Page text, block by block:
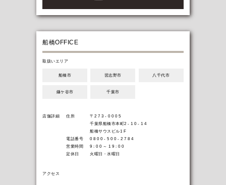
船橋OFFICE
取扱いエリア
船橋市 習志野市 八千代市
鎌ケ谷市 千葉市
店舗詳細 住所
〒2 7 3 - 0 0 0 5
千葉県船橋市本町2 - 1 0 - 1 4
船橋サウスビル1 F
電話番号
0 8 0 0 - 5 0 0 - 2 7 8 4
営業時間
9 : 0 0 ～ 1 9 : 0 0
定休日
火曜日・水曜日
アクセス